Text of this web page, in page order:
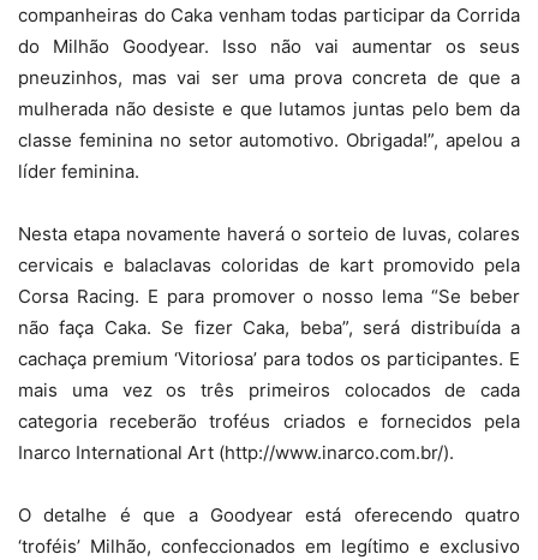
companheiras do Caka venham todas participar da Corrida
do Milhão Goodyear. Isso não vai aumentar os seus
pneuzinhos, mas vai ser uma prova concreta de que a
mulherada não desiste e que lutamos juntas pelo bem da
classe feminina no setor automotivo. Obrigada!”, apelou a
líder feminina.
Nesta etapa novamente haverá o sorteio de luvas, colares
cervicais e balaclavas coloridas de kart promovido pela
Corsa Racing. E para promover o nosso lema “Se beber
não faça Caka. Se fizer Caka, beba”, será distribuída a
cachaça premium ‘Vitoriosa’ para todos os participantes. E
mais uma vez os três primeiros colocados de cada
categoria receberão troféus criados e fornecidos pela
Inarco International Art (http://www.inarco.com.br/).
O detalhe é que a Goodyear está oferecendo quatro
‘troféis’ Milhão, confeccionados em legítimo e exclusivo